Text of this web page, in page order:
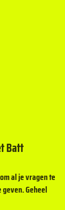
Batt
al je vragen te
Geheel